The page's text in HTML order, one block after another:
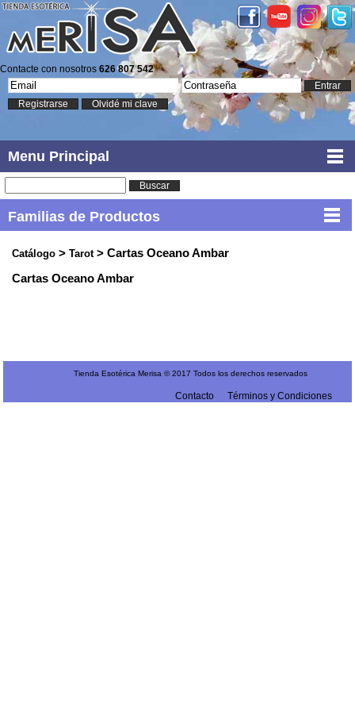
Contacte con nosotros 626 807 542
Entrar
Registrarse
Olvidé mi clave
Menu Principal
Buscar
Familias de Productos
Catálogo > Tarot> Cartas Oceano Ambar
Cartas Oceano Ambar
Tienda Esotérica Merisa © 2017 Todos los derechos reservados
Contacto Términos y Condiciones